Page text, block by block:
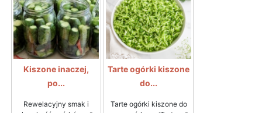
Kiszone inaczej,
po...
Rewelacyjny smak i
Tarte ogórki kiszone
do...
Tarte ogórki kiszone do